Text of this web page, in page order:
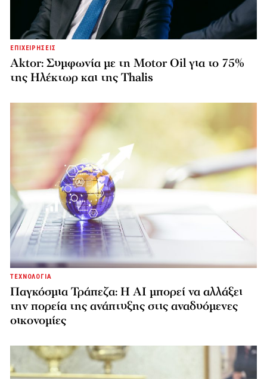
ΕΠΙΧΕΙΡΗΣΕΙΣ
Aktor: Συμφωνία με τη Motor Oil για το 75%
της Ηλέκτωρ και της Thalis
ΤΕΧΝΟΛΟΓΙΑ
Παγκόσμια Τράπεζα: Η AI μπορεί να αλλάξει
την πορεία της ανάπτυξης στις αναδυόμενες
οικονομίες